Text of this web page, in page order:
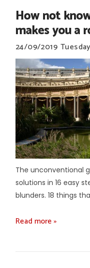
How not
makes you a
24/09/2019
The unconventional
solutions in 16 easy
blunders. 18 things
Read more »